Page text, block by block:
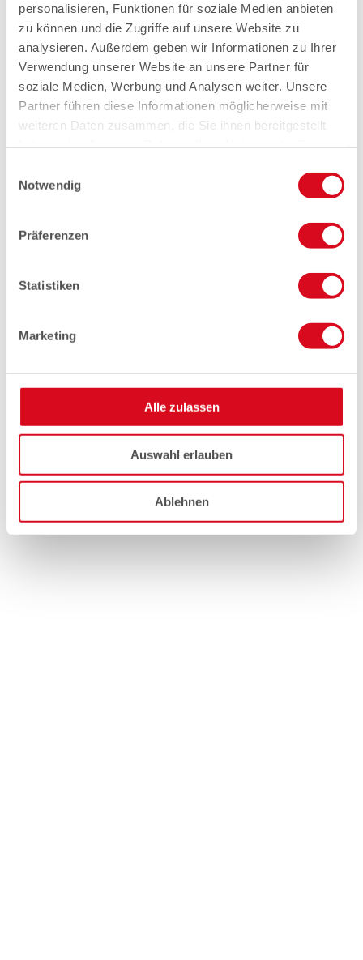
personalisieren, Funktionen für soziale Medien anbieten
zu können und die Zugriffe auf unsere Website zu
analysieren. Außerdem geben wir Informationen zu Ihrer
Verwendung unserer Website an unsere Partner für
soziale Medien, Werbung und Analysen weiter. Unsere
Partner führen diese Informationen möglicherweise mit
weiteren Daten zusammen, die Sie ihnen bereitgestellt
Notwendig
Präferenzen
Statistiken
Marketing
Alle zulassen
Auswahl erlauben
Ablehnen